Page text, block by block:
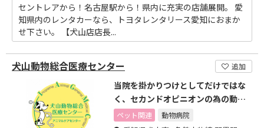
セントレアから！名古屋駅から！県内に充実の店舗展開。 愛
知県内のレンタカーなら、トヨタレンタリース愛知におまか
せ下さい。 【犬山店店長...
犬山動物総合医療センター 追加
当院を掛かりつけとしてだけではな
く、セカンドオピニオンの為の動物
病院としてご利用ください
ペット関連 動物病院